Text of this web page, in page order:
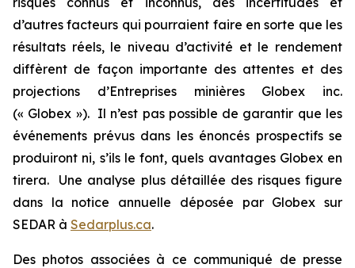
d’autres facteurs qui pourraient faire en sorte que les
résultats réels, le niveau d’activité et le rendement
diffèrent de façon importante des attentes et des
projections d’Entreprises minières Globex inc.
(« Globex »). Il n’est pas possible de garantir que les
événements prévus dans les énoncés prospectifs se
produiront ni, s’ils le font, quels avantages Globex en
tirera. Une analyse plus détaillée des risques figure
dans la notice annuelle déposée par Globex sur
SEDAR à Sedarplus.ca.
Des photos associées à ce communiqué de presse